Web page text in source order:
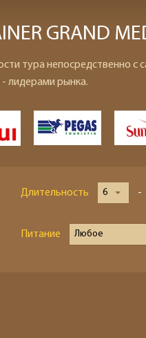
GRAND
тура непосредственно с
лидерами рынка.
Длительность 6 -
Питание Любое